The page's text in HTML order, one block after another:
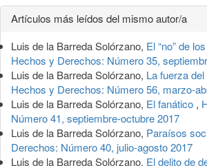
Detalles
del
artículo
Artículos más leídos del mismo autor/a
Luis de la Barreda Solórzano, El “no” de
Hechos y Derechos: Número 35,
Luis de la Barreda Solórzano, La fuerza
Hechos y Derechos: Número 56, marzo-
Luis de la Barreda Solórzano, El fanático ,
Número 41, septiembre-octubre 2017
Luis de la Barreda Solórzano, Paraísos
Derechos: Número 40, julio-agosto 2017
Luis de la Barreda Solórzano, El delito de